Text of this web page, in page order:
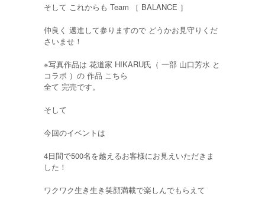
そして これからも Team ［ BALANCE ］
仲良く 邁進して参りますので どうかお見守りくだ
さいませ！
※写真作品は 花道家 HIKARU氏（ 一部 山口芳水 と
コラボ ）の 作品 こちら
全て 完売です。
そして
今回のイベントは
4日間で500名を越えるお客様にお見えいただきま
した！
ワクワク生き生き笑顔満載で楽しんでもらえて